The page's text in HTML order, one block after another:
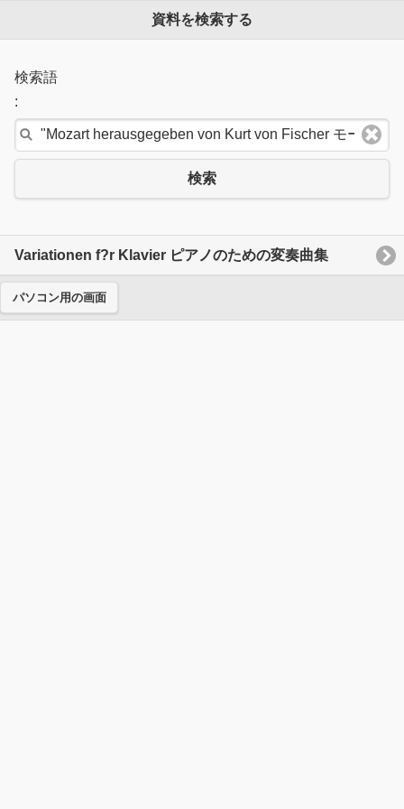
資料を検索する
検索語
:
検索
Variationen f?r Klavier ピアノのための変奏曲集
パソコン用の画面